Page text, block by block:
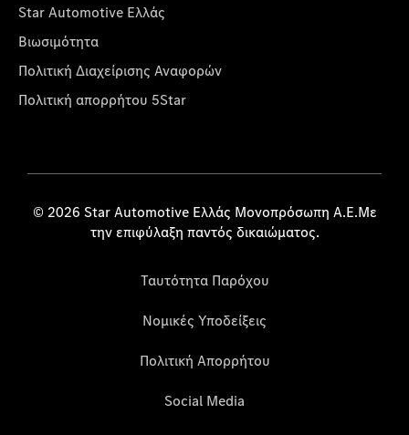
Star Automotive Ελλάς
Βιωσιμότητα
Πολιτική Διαχείρισης Αναφορών
Πολιτική απορρήτου 5Star
© 2026 Star Automotive Ελλάς Μονοπρόσωπη Α.Ε.Με
την επιφύλαξη παντός δικαιώματος.
Ταυτότητα Παρόχου
Νομικές Υποδείξεις
Πολιτική Απορρήτου
Social Media